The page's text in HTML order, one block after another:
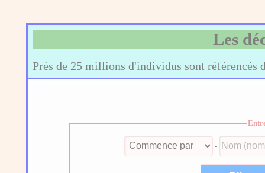
Les
Près de 25 millions d'individus sont référencés
-